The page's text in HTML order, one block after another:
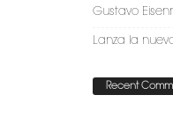
Gustavo
Lanza la
Recent